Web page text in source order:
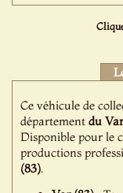
Ce véhicule de
départementdu
Disponible pour le
productions
(83).